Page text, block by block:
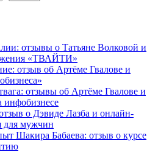
отзывы о Татьяне Волковой и
«ТВАЙТИ»
отзыв об Артёме Гвалове и
отзывы об Артёме Гвалове и
инфобизнесе
о Дэвиде Лазба и онлайн-
для мужчин
Шакира Бабаева: отзыв о курсе